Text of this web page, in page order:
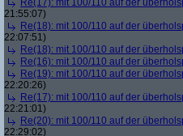
Re(17): mit 100/110 auf der
21:55:07)
Re(18): mit 100/110 auf der
22:07:51)
Re(18): mit 100/110 auf der
Re(16): mit 100/110 auf der
Re(19): mit 100/110 auf der
22:20:26)
Re(17): mit 100/110 auf der
22:21:01)
Re(20): mit 100/110 auf der
22:29:02)